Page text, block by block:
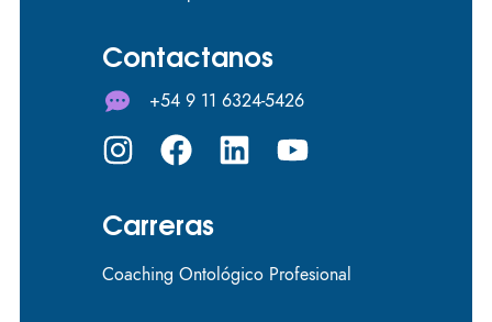
Contactanos
+54 9 11 6324-5426
Carreras
Coaching Ontológico Profesional